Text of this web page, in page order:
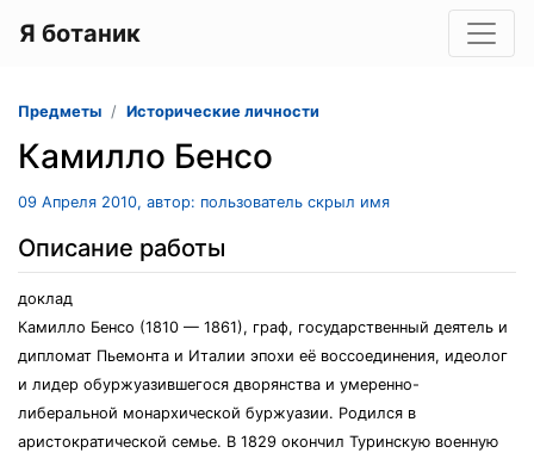
Я ботаник
Предметы Исторические личности
Камилло Бенсо
09 Апреля 2010, автор: пользователь скрыл имя
Описание работы
доклад
Камилло Бенсо (1810 — 1861), граф, государственный деятель и
дипломат Пьемонта и Италии эпохи её воссоединения, идеолог
и лидер обуржуазившегося дворянства и умеренно-
либеральной монархической буржуазии. Родился в
аристократической семье. В 1829 окончил Туринскую военную